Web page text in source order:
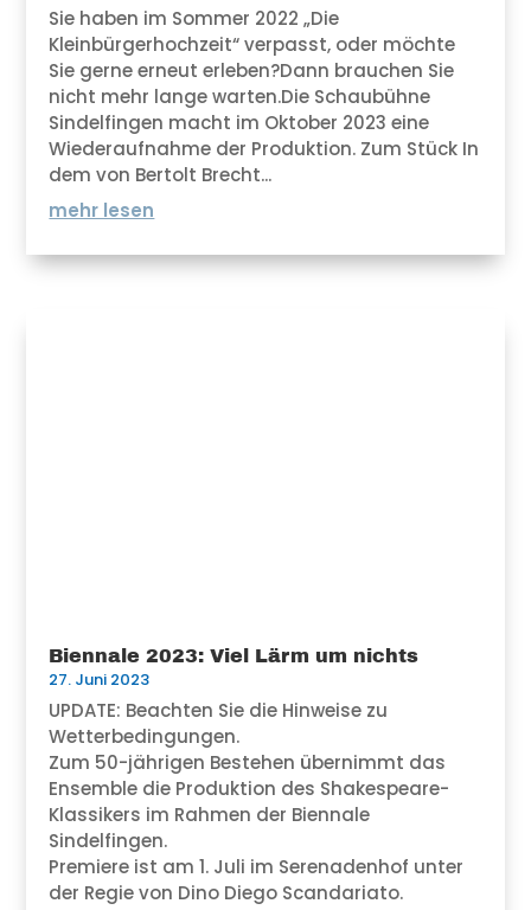
Sie haben im Sommer 2022 „Die
Kleinbürgerhochzeit“ verpasst, oder möchte
Sie gerne erneut erleben?Dann brauchen Sie
nicht mehr lange warten.Die Schaubühne
Sindelfingen macht im Oktober 2023 eine
Wiederaufnahme der Produktion. Zum Stück In
dem von Bertolt Brecht...
mehr lesen
Biennale 2023: Viel Lärm um nichts
27. Juni 2023
UPDATE: Beachten Sie die Hinweise zu
Wetterbedingungen.
Zum 50-jährigen Bestehen übernimmt das
Ensemble die Produktion des Shakespeare-
Klassikers im Rahmen der Biennale
Sindelfingen.
Premiere ist am 1. Juli im Serenadenhof unter
der Regie von Dino Diego Scandariato.